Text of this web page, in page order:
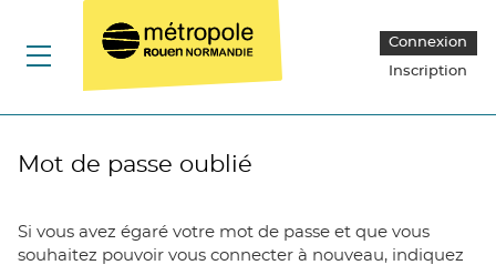
Connexion
Inscription
Ouvrir le menu
Mot de passe oublié
Si vous avez égaré votre mot de passe et que vous
souhaitez pouvoir vous connecter à nouveau, indiquez